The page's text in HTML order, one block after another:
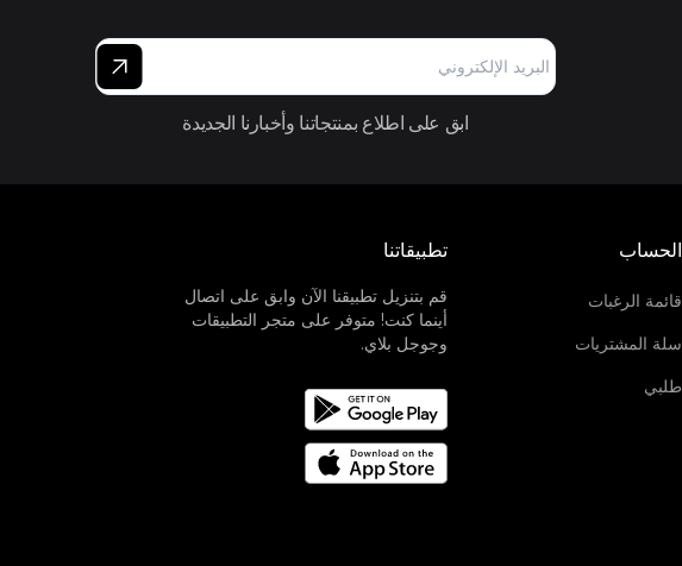
ابق على اطلاع بمنتجاتنا وأخبارنا الجديدة
الحساب
قائمة الرغبات
سلة المشتريات
طلبي
تطبيقاتنا
قم بتنزيل تطبيقنا الآن وابق على اتصال
أينما كنت! متوفر على متجر التطبيقات
وجوجل بلاي.